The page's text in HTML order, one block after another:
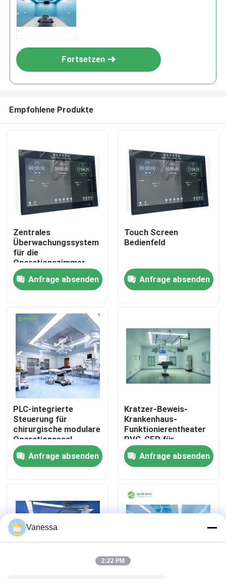
Haus
Produkte
Über uns
Fabrik-Ausflug
Qualitätskontrolle
Treten Sie mit uns in Verbindung
Fälle
Modularer Operationssaal
Fortsetzen
Empfohlene Produkte
Zentrales
Überwachungssystem
für die
Operationszimmer -
All-in-One-
Bedienlösung mit 6-
Systemintegration
Anfrage absenden
Touch Screen
Bedienfeld
Anfrage absenden
PLC-integrierte
Steuerung für
chirurgische modulare
Operationssaal-
Komplettlösung
Anfrage absenden
Kratzer-Beweis-
Krankenhaus-
Funktionierentheater
PVC-CER für
Krankenhaus-schnelle
Versammlung
Anfrage absenden
Vanessa
2:22 PM